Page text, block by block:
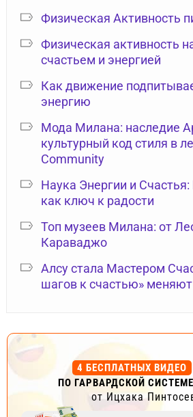
Физическая Активность
Физическая активность
счастьем и энергией
Как движение
энергию
Мода Милана: наследие
культурный код стиля в
Community
Наука Энергии и Счастья:
как ключ к радости
Топ музеев Милана: от
Караваджо
Алсу стала Мастером
шагов к счастью»
4 БЕСПЛАТНЫХ ВИДЕО
ПО ГАРВАРДСКОЙ
от Ицхака